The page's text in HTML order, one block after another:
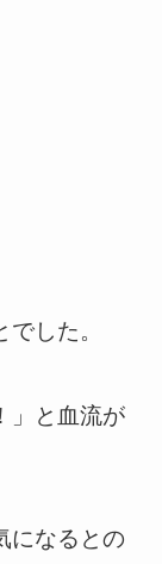
した。
」と血流が
になるとの